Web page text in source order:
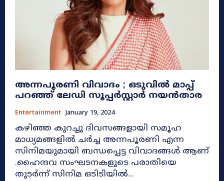
അന്നപൂരണി വിവാദം ; ഒടുവിൽ മാപ്പ്
പറഞ്ഞ് ലേഡി സൂപ്പർസ്റ്റാർ നയൻ‌താര
Entertainment January 19, 2024
കഴിഞ്ഞ കുറച്ചു ദിവസങ്ങളായി സമൂഹ
മാധ്യമങ്ങളിൽ ചർച്ച അന്നപൂരണി എന്ന
സിനിമയുമായി ബന്ധപ്പെട്ട വിവാദങ്ങൾ ആണ്
.ഹൈന്ദവ സംഘടനകളുടെ പരാതിയെ
തുടർന്ന് സിനിമ ഒടിടിയിൽ...